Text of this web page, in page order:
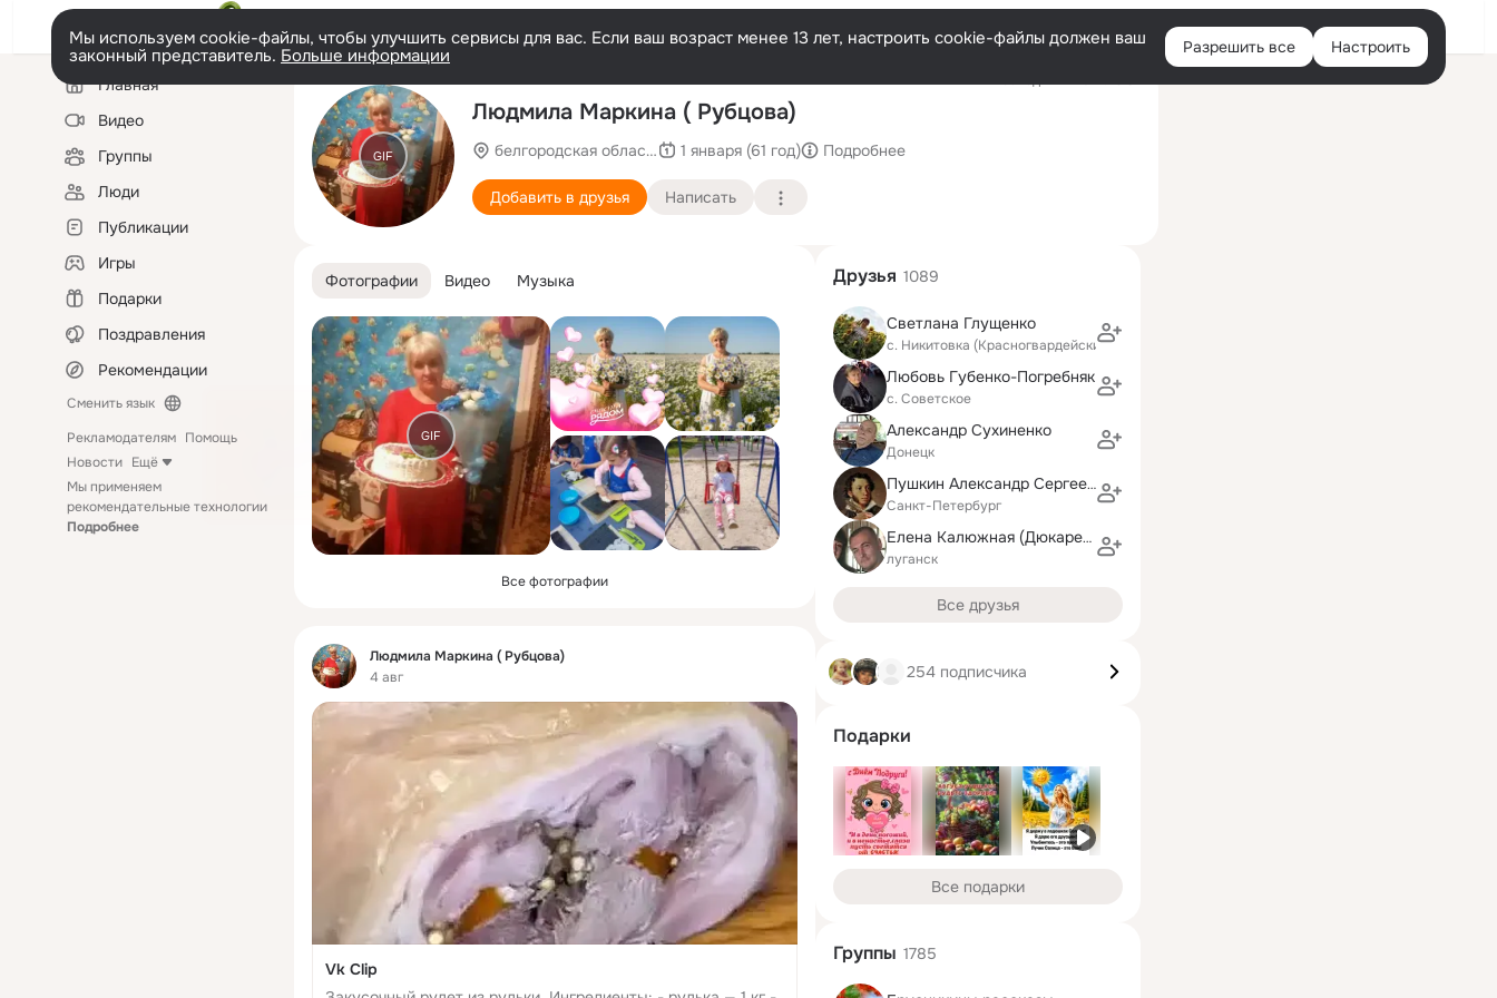
Войти
Мы используем cookie-файлы, чтобы улучшить сервисы для вас. Если ваш возраст менее 13 лет, настроить cookie-файлы должен ваш
законный представитель. Больше информации Разрешить все Настроить
Левая
колонкаГлавная
Видео
Группы
Люди
Публикации
Игры
Подарки
Поздравления
Рекомендации
Сменить язык
Рекламодателям Помощь
Новости Ещё
Мы применяем
рекомендательные технологии
Подробнее
GIF
Людмила Маркина ( Рубцова)
белгородская область село никитовка
1 января (61 год) Подробнее
Добавить в друзья Написать
Фотографии Видео Музыка
GIF
Все фотографии
Фид
Людмила Маркина ( Рубцова)
4 авг
Vk Clip
Друзья 1089
Светлана Глущенко
с. Никитовка (Красногвардейский район)
Любовь Губенко-Погребняк
с. Советское
Александр Сухиненко
Донецк
Пушкин Александр Сергеевич
Санкт-Петербург
Елена Калюжная (Дюкарева)
луганск
Все друзья
254 подписчика
Подарки
Все подарки
Группы 1785